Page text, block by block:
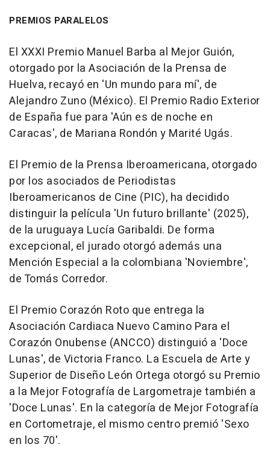
PREMIOS PARALELOS
El XXXI Premio Manuel Barba al Mejor Guión,
otorgado por la Asociación de la Prensa de
Huelva, recayó en 'Un mundo para mí', de
Alejandro Zuno (México). El Premio Radio Exterior
de España fue para 'Aún es de noche en
Caracas', de Mariana Rondón y Marité Ugás.
El Premio de la Prensa Iberoamericana, otorgado
por los asociados de Periodistas
Iberoamericanos de Cine (PIC), ha decidido
distinguir la película 'Un futuro brillante' (2025),
de la uruguaya Lucía Garibaldi. De forma
excepcional, el jurado otorgó además una
Mención Especial a la colombiana 'Noviembre',
de Tomás Corredor.
El Premio Corazón Roto que entrega la
Asociación Cardiaca Nuevo Camino Para el
Corazón Onubense (ANCCO) distinguió a 'Doce
Lunas', de Victoria Franco. La Escuela de Arte y
Superior de Diseño León Ortega otorgó su Premio
a la Mejor Fotografía de Largometraje también a
'Doce Lunas'. En la categoría de Mejor Fotografía
en Cortometraje, el mismo centro premió 'Sexo
en los 70'.